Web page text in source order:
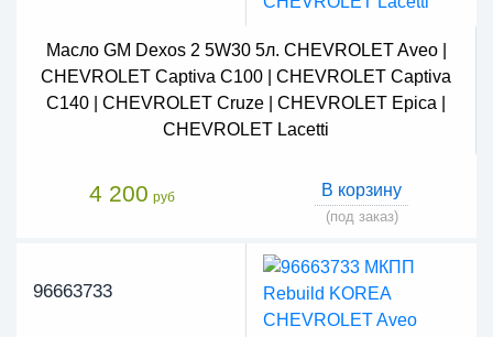
Масло GM Dexos 2 5W30 5л. CHEVROLET Aveo |
CHEVROLET Captiva C100 | CHEVROLET Captiva
C140 | CHEVROLET Cruze | CHEVROLET Epica |
CHEVROLET Lacetti
4 200 руб В корзину
(под заказ)
96663733